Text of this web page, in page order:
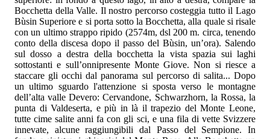
Bocchetta della Valle. Il nostro percorso costeggia tutto il Lago
Bùsin Superiore e si porta sotto la Bocchetta, alla quale si risale
con un ultimo strappo ripido (2574m, dsl 200 m. circa, tenendo
conto della discesa dopo il passo del Bùsin, un’ora). Salendo
sul dosso a destra della bocchetta la vista spazia sui laghi
sottostanti e sull’onnipresente Monte Giove. Non si riesce a
staccare gli occhi dal panorama sul percorso di salita... Dopo
un ultimo sguardo l'attenzione si sposta verso le montagne
dell’alta valle Devero: Cervandone, Schwarzhorn, la Rossa, la
punta di Valdeserta, e più in là il trapezio del Monte Leone,
tutte cime salite anni fa con gli sci, e una fila di vette Svizzere
innevate, alcune raggiungibili dal Passo del Sempione. In